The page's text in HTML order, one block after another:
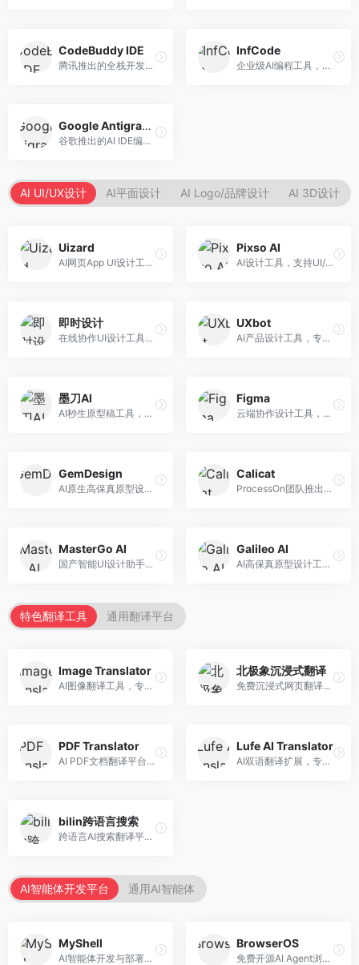
CodeBuddy IDE
腾讯推出的全栈开发AI IDE，整合腾讯云服务。面向开发者，提供代码生成、调试辅助、部署服务等功能，与腾讯云生态深度整合。
InfCode
企业级AI编程工具，专注于团队协作开发。面向企业开发团队，提供代码生成、代码审查、团队协作等服务，企业级功能完善。
Google Antigravity
谷歌推出的AI IDE编程智能体，整合Google Cloud服务。面向谷歌生态开发者，提供智能编程辅助、云服务集成等功能。
AI UI/UX设计 AI平面设计 AI Logo/品牌设计 AI 3D设计
Uizard
AI网页App UI设计工具，专注于快速界面生成。面向产品经理和设计师，提供线框图转UI、界面生成、设计优化等服务，设计速度快。
Pixso AI
AI设计工具，支持UI/UX设计全流程。面向设计师和产品团队，提供界面生成、设计优化、协作评审等服务，国产替代方案，团队协作便捷。
即时设计
在线协作UI设计工具，整合AI设计功能。面向设计师和产品团队，提供界面设计、原型制作、设计资源库等服务，国产协作设计平台。
UXbot
AI产品设计工具，专注于用户体验优化。面向UX设计师，提供用户研究、设计建议、可用性测试等服务，UX设计支持完善。
墨刀AI
AI秒生原型稿工具，专注于快速原型设计。面向产品经理和设计师，提供原型生成、交互设计、团队协作等服务，原型制作效率高。
Figma
云端协作设计工具，整合AI设计辅助功能。面向UI/UX设计师和产品团队，提供界面设计、原型制作、团队协作等服务，协作功能强大，是UI设计领域的标杆产品。
GemDesign
AI原生高保真原型设计工具，专注于智能设计生成。面向设计师，提供界面生成、设计优化、原型制作等服务，设计自动化程度高。
Calicat
ProcessOn团队推出的产设研协作平台，整合设计与协作功能。面向产品团队，提供设计协作、文档管理、团队沟通等服务，产研协作便捷。
MasterGo AI
国产智能UI设计助手，专注于界面设计自动化。面向UI设计师，提供界面生成、组件设计、设计系统构建等服务，中文用户适配性好。
Galileo AI
AI高保真原型设计工具，专注于UI界面生成。面向设计师和产品团队，提供界面生成、交互设计、设计优化等服务，界面质量高。
特色翻译工具 通用翻译平台
Image Translator
AI图像翻译工具，专注于图片文字翻译。面向设计师和电商从业者，提供图片文字识别、翻译、替换等服务，图像翻译效果好。
北极象沉浸式翻译
免费沉浸式网页翻译工具，专注于阅读体验。面向普通用户，提供网页双语翻译、文档翻译等服务，免费使用，翻译质量高。
PDF Translator
AI PDF文档翻译平台，专注于文档本地化。面向商务人士，提供PDF翻译、格式保留、批量处理等服务，文档翻译专业。
Lufe AI Translator
AI双语翻译扩展，专注于浏览器翻译场景。面向外语内容阅读者，提供网页双语翻译、划词翻译等服务，浏览器集成便捷。
bilin跨语言搜索
跨语言AI搜索翻译平台，专注于信息获取。面向研究者和内容创作者，提供跨语言搜索、内容翻译、信息整合等服务，跨语言检索能力强。
AI智能体开发平台 通用AI智能体
MyShell
AI智能体开发与部署平台，专注于语音交互智能体。面向开发者，提供语音智能体创建、部署服务、社区分享等功能，语音交互能力强。
BrowserOS
免费开源AI Agent浏览器，专注于浏览器自动化。面向开发者，提供浏览器控制、任务自动化、API接口等服务，开源免费。